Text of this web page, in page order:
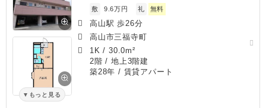
もっと見る
敷
9.6万円 礼 無料
高山駅 歩26分
高山市三福寺町
1K /30.0m²
2階 / 地上3階建
築28年 / 賃貸アパート